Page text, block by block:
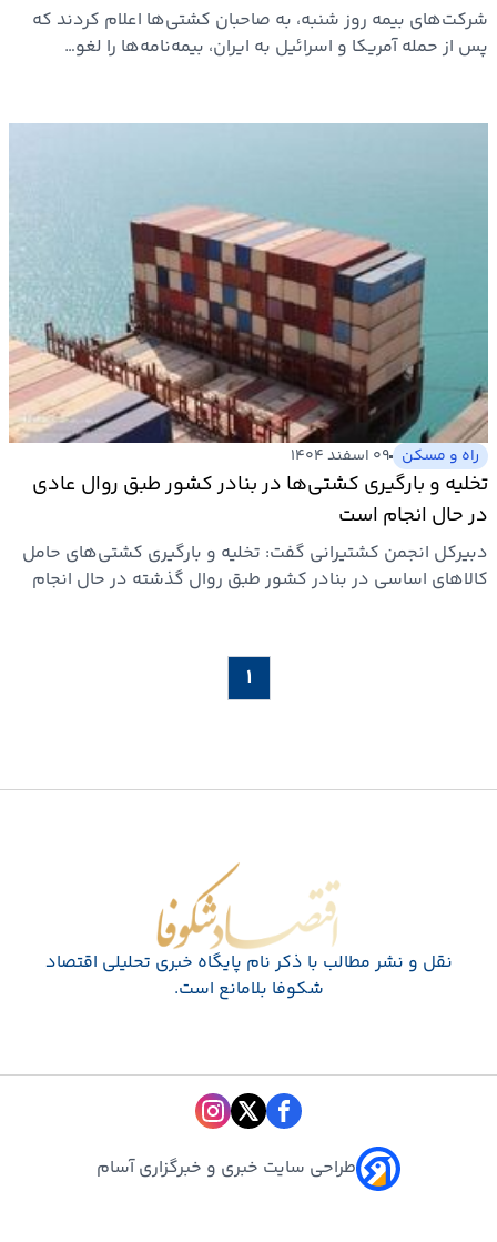
شرکت‌های بیمه روز شنبه، به صاحبان کشتی‌ها اعلام کردند که
پس از حمله آمریکا و اسرائیل به ایران، بیمه‌نامه‌ها را لغو…
راه و مسکن ۰۹ اسفند ۱۴۰۴
تخلیه و بارگیری کشتی‌ها در بنادر کشور طبق روال عادی
در حال انجام است
دبیرکل انجمن کشتیرانی گفت: تخلیه و بارگیری کشتی‌های حامل
کالاهای اساسی در بنادر کشور طبق روال گذشته در حال انجام
۱
اقتصاد شکوفا
نقل و نشر مطالب با ذکر نام پايگاه خبری تحليلی اقتصاد
شکوفا بلامانع است.
طراحی سایت خبری و خبرگزاری آسام